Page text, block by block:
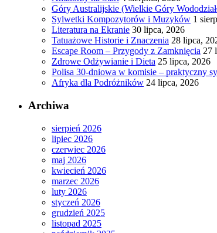
Góry Australijskie (Wielkie Góry
Sylwetki Kompozytorów i Muzyków 1
Literatura na Ekranie 30 lipca, 2026
Tatuażowe Historie i Znaczenia 28 lipca,
Escape Room – Przygody z Zamknięcia 27
Zdrowe Odżywianie i Dieta 25 lipca, 2026
Polisa 30-dniowa w komisie – praktyczny
Afryka dla Podróżników 24 lipca, 2026
Archiwa
sierpień 2026
lipiec 2026
czerwiec 2026
maj 2026
kwiecień 2026
marzec 2026
luty 2026
styczeń 2026
grudzień 2025
listopad 2025